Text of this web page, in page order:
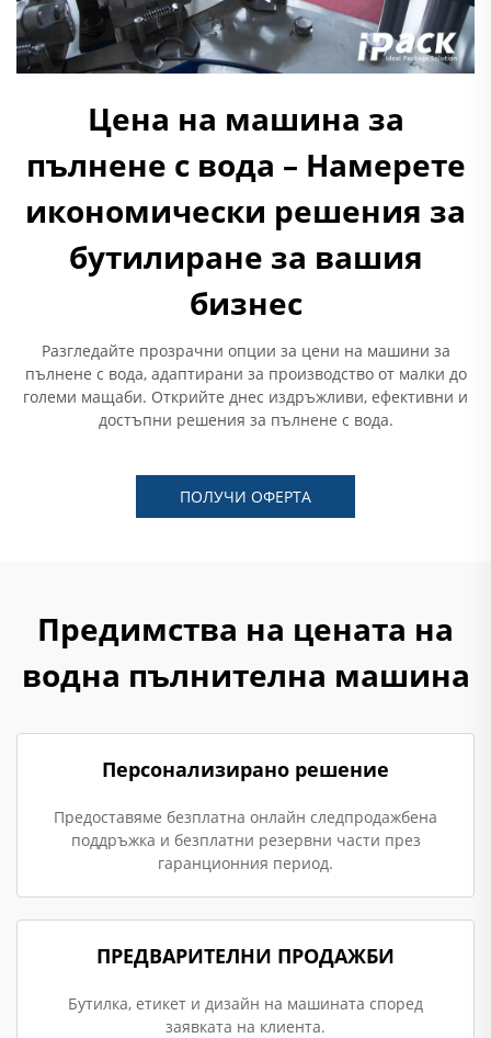
Цена на машина за
пълнене с вода – Намерете
икономически решения за
бутилиране за вашия
бизнес
Разгледайте прозрачни опции за цени на машини за
пълнене с вода, адаптирани за производство от малки до
големи мащаби. Открийте днес издръжливи, ефективни и
достъпни решения за пълнене с вода.
ПОЛУЧИ ОФЕРТА
Предимства на цената на
водна пълнителна машина
Персонализирано решение
Предоставяме безплатна онлайн следпродажбена
поддръжка и безплатни резервни части през
гаранционния период.
ПРЕДВАРИТЕЛНИ ПРОДАЖБИ
Бутилка, етикет и дизайн на машината според
заявката на клиента.